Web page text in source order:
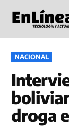
contenido
PUBLICADO
EN
NACIONAL
droga